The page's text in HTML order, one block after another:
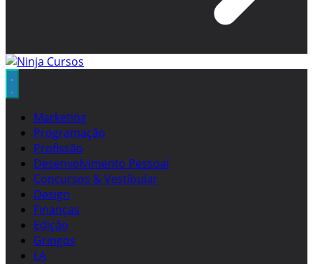
Marketing
Programação
Profissão
Desenvolvimento Pessoal
Concursos & Vestibular
Design
Finanças
Edição
Gringos
I.A